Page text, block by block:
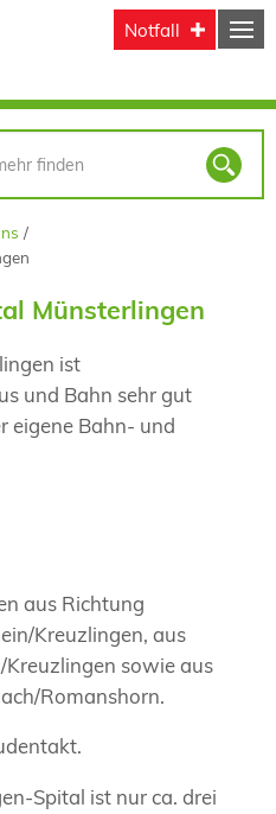
Notfall
Münsterlingen
ist
und Bahn sehr gut
eigene Bahn- und
aus Richtung
Kreuzlingen, aus
sowie aus
Romanshorn.
Spital ist nur ca. drei